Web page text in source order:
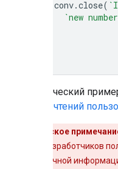
conv.close(
`new
Практический
предпочтений
Юридическое
требуют от разработчиков
(например, личной